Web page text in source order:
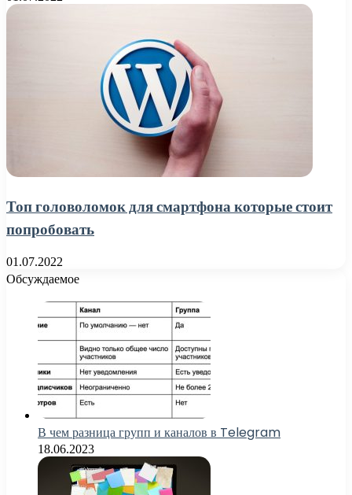
Топ головоломок для смартфона которые стоит
попробовать
01.07.2022
Обсуждаемое
В чем разница групп и каналов в Telegram
18.06.2023